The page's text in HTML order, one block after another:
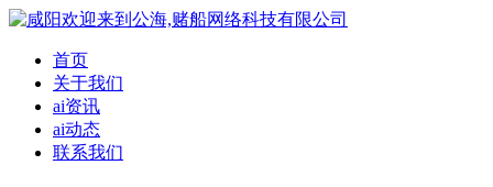
首页
关于我们
ai资讯
ai动态
联系我们